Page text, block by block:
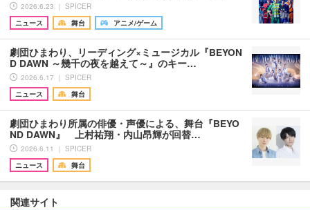
2026.6.23 ｜ SPICER
ニュース
舞台 アニメ/ゲーム
劇団ひまわり、リーディング×ミュージカル『BEYON
D DAWN ～幾千の夜を越えて～』のキー…
2026.6.17 ｜ SPICER
ニュース
舞台
劇団ひまわり所属の俳優・声優による、舞台『BEYO
ND DAWN』 上村祐翔・内山昂輝が回替…
2026.6.11 ｜ SPICER
ニュース
舞台
関連サイト